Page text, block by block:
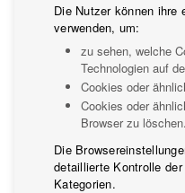
Die Nutzer können ihre
verwenden, um:
zu sehen, welche
Technologien auf
Cookies oder
Cookies oder
Browser zu löschen.
Die
detaillierte Kontrolle
Kategorien.